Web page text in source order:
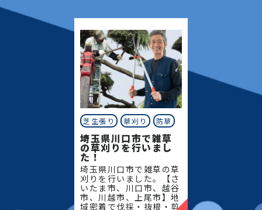
屋をお探しなら当社にご
相談ください！当社では
ださい！当社では造園工
事は
芝生張り 草刈り 防草
埼玉県川口市で雑草
の草刈りを行いまし
た！
埼玉県川口市で雑草の草
刈りを行いました。【さ
いたま市、川口市、越谷
市、川越市、上尾市】地
域密着で伐採・抜根・剪